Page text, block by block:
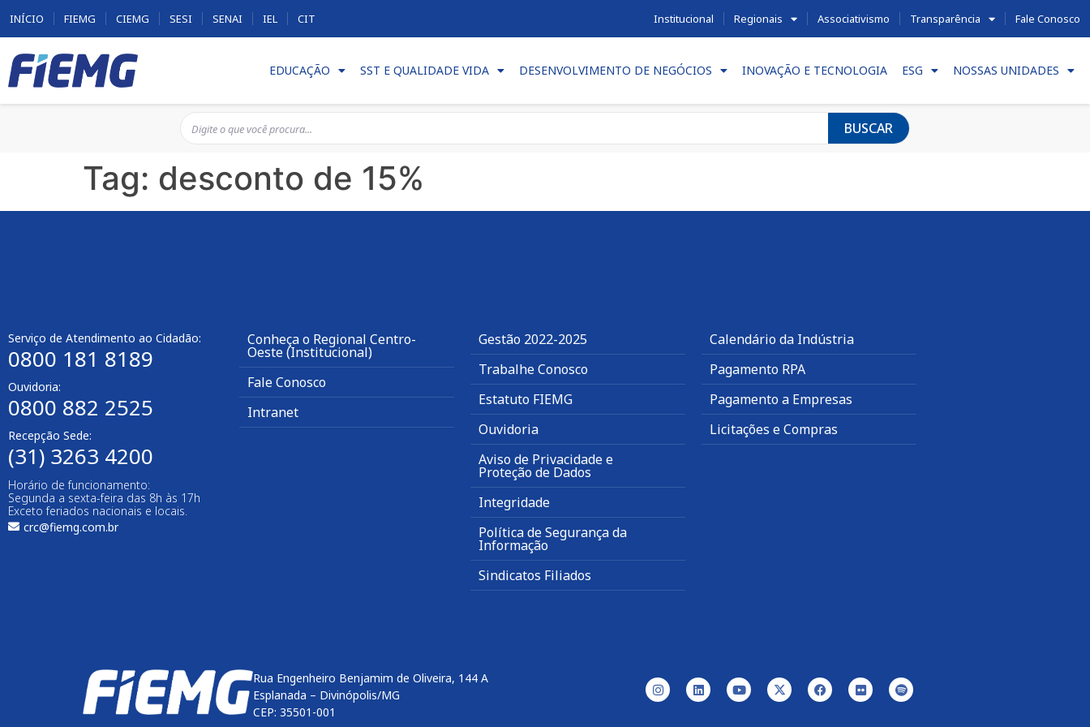
INÍCIO FIEMG CIEMG SESI SENAI IEL CIT Institucional Regionais Associativismo Transparência Fale Conosco
EDUCAÇÃO SST E QUALIDADE VIDA DESENVOLVIMENTO DE NEGÓCIOS INOVAÇÃO E TECNOLOGIA ESG NOSSAS UNIDADES
BUSCAR
Tag: desconto de 15%
Serviço de Atendimento ao Cidadão:
0800 181 8189
Ouvidoria:
0800 882 2525
Recepção Sede:
(31) 3263 4200
Horário de funcionamento:
Segunda a sexta-feira das 8h às 17h
Exceto feriados nacionais e locais.
crc@fiemg.com.br
Conheça o Regional Centro-
Oeste (Institucional)
Fale Conosco
Intranet
Gestão 2022-2025
Trabalhe Conosco
Estatuto FIEMG
Ouvidoria
Aviso de Privacidade e
Proteção de Dados
Integridade
Política de Segurança da
Informação
Sindicatos Filiados
Calendário da Indústria
Pagamento RPA
Pagamento a Empresas
Licitações e Compras
Rua Engenheiro Benjamim de Oliveira, 144 A
Esplanada – Divinópolis/MG
CEP: 35501-001